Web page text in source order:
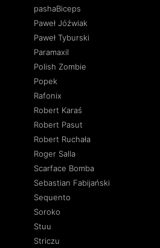
pashaBiceps
Paweł Jóźwiak
Paweł Tyburski
Paramaxil
Polish Zombie
Popek
Rafonix
Robert Karaś
Robert Pasut
Robert Ruchała
Roger Salla
Scarface Bomba
Sebastian Fabijański
Sequento
Soroko
Stuu
Striczu